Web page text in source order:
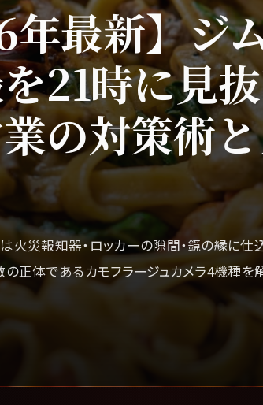
最新】ジ
21時に見
の対策術
火災報知器・ロッカーの隙間・鏡の縁に仕
の正体であるカモフラージュカメラ4機種を